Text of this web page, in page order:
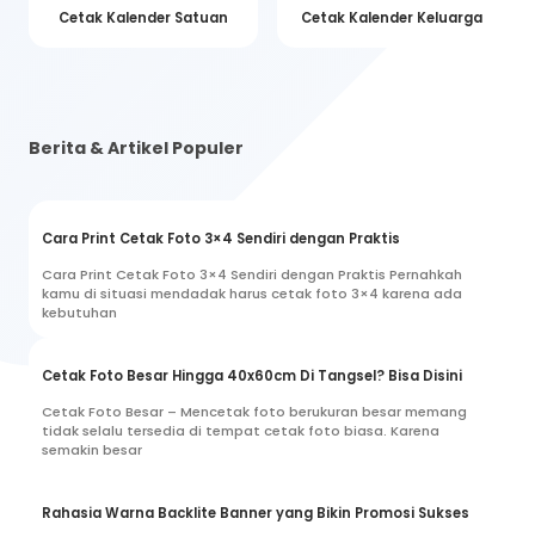
Cetak Kalender Satuan Cetak Kalender Keluarga
Berita & Artikel Populer
Cara Print Cetak Foto 3×4 Sendiri dengan Praktis
Cara Print Cetak Foto 3×4 Sendiri dengan Praktis Pernahkah
kamu di situasi mendadak harus cetak foto 3×4 karena ada
kebutuhan
Cetak Foto Besar Hingga 40x60cm Di Tangsel? Bisa Disini
Cetak Foto Besar – Mencetak foto berukuran besar memang
tidak selalu tersedia di tempat cetak foto biasa. Karena
semakin besar
Rahasia Warna Backlite Banner yang Bikin Promosi Sukses